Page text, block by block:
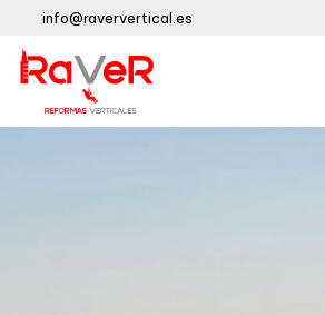
info@raververtical.es